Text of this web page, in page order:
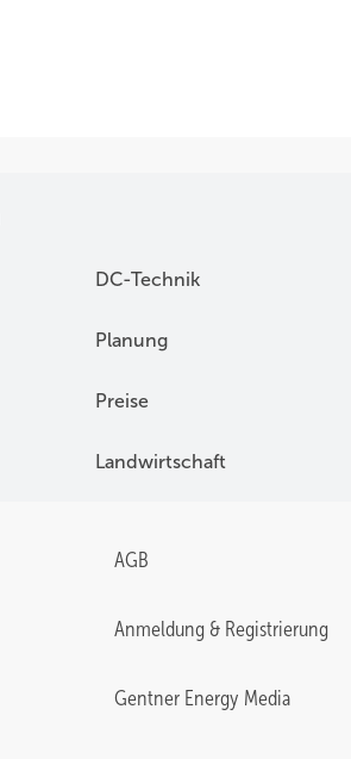
DC-Technik
Planung
Preise
Landwirtschaft
AGB
Anmeldung & Registrierung
Gentner Energy Media